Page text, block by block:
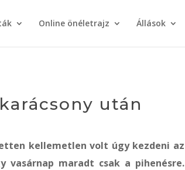
Online önéletrajz Állások
után
kellemetlen volt úgy kezdeni az
vasárnap maradt csak a pihenésre.